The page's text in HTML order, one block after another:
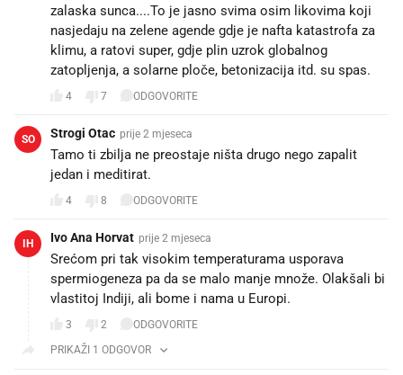
zalaska sunca....To je jasno svima osim likovima koji
nasjedaju na zelene agende gdje je nafta katastrofa za
klimu, a ratovi super, gdje plin uzrok globalnog
zatopljenja, a solarne ploče, betonizacija itd. su spas.
4 7 ODGOVORITE
SO Strogi Otac prije 2 mjeseca
Tamo ti zbilja ne preostaje ništa drugo nego zapalit
jedan i meditirat.
4 8 ODGOVORITE
IH Ivo Ana Horvat prije 2 mjeseca
Srećom pri tak visokim temperaturama usporava
spermiogeneza pa da se malo manje množe. Olakšali bi
vlastitoj Indiji, ali bome i nama u Europi.
3 2
ODGOVORITE
PRIKAŽI 1 ODGOVOR